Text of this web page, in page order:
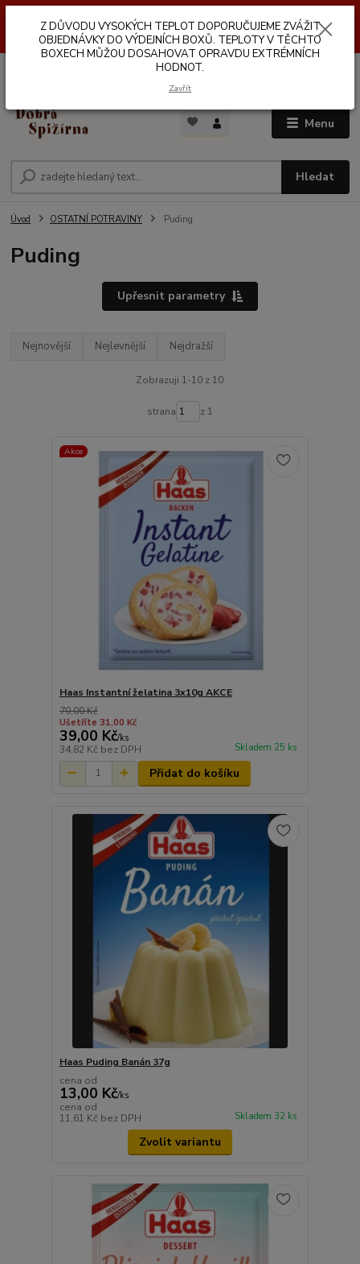
VÝDEJNÍCH BOXŮ. TEPLOTA V TĚCHTO BOXECH MŮŽE DOSAHOVAT
OPRAVDU EXTRÉMNÍCH HODNOT.
Menu
Hledat
Úvod OSTATNÍ POTRAVINY Puding
Puding
Upřesnit parametry
Nejnovější Nejlevnější Nejdražší
Zobrazuji 1-10 z 10
strana z 1
Akce
Haas Instantní želatina 3x10g AKCE
70,00 Kč
Ušetříte 31,00 Kč
39,00 Kč/ks
34,82 Kč bez DPH Skladem 25 ks
Přidat do košíku
Haas Puding Banán 37g
cena od
13,00 Kč/ks
cena od
11,61 Kč bez DPH Skladem 32 ks
Zvolit variantu
Z DŮVODU VYSOKÝCH TEPLOT DOPORUČUJEME ZVÁŽIT
OBJEDNÁVKY DO VÝDEJNÍCH BOXŮ. TEPLOTY V TĚCHTO
BOXECH MŮŽOU DOSAHOVAT OPRAVDU EXTRÉMNÍCH
HODNOT.
Zavřít